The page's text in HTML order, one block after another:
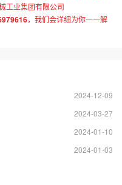
工业集团有限公司
，我们会详细为你一一解
2024-12-09
2024-03-27
2024-01-10
2024-01-03